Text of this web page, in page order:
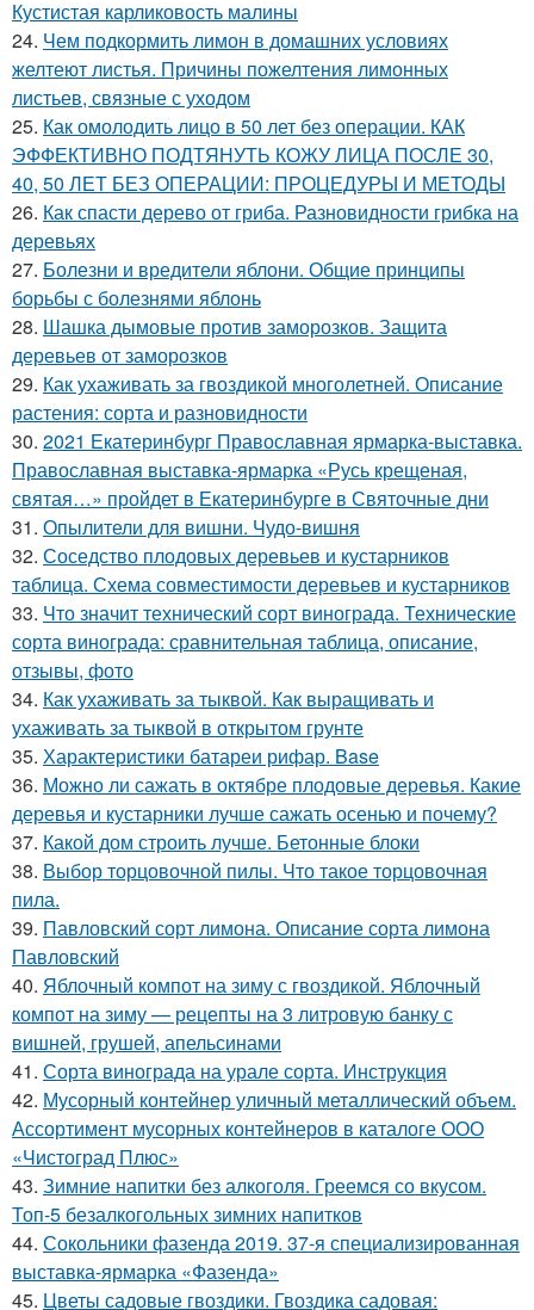
Кустистая карликовость малины
24. Чем подкормить лимон в домашних условиях
желтеют листья. Причины пожелтения лимонных
листьев, связные с уходом
25. Как омолодить лицо в 50 лет без операции. КАК
ЭФФЕКТИВНО ПОДТЯНУТЬ КОЖУ ЛИЦА ПОСЛЕ 30,
40, 50 ЛЕТ БЕЗ ОПЕРАЦИИ: ПРОЦЕДУРЫ И МЕТОДЫ
26. Как спасти дерево от гриба. Разновидности грибка на
деревьях
27. Болезни и вредители яблони. Общие принципы
борьбы с болезнями яблонь
28. Шашка дымовые против заморозков. Защита
деревьев от заморозков
29. Как ухаживать за гвоздикой многолетней. Описание
растения: сорта и разновидности
30. 2021 Екатеринбург Православная ярмарка-выставка.
Православная выставка-ярмарка «Русь крещеная,
святая…» пройдет в Екатеринбурге в Святочные дни
31. Опылители для вишни. Чудо-вишня
32. Соседство плодовых деревьев и кустарников
таблица. Схема совместимости деревьев и кустарников
33. Что значит технический сорт винограда. Технические
сорта винограда: сравнительная таблица, описание,
отзывы, фото
34. Как ухаживать за тыквой. Как выращивать и
ухаживать за тыквой в открытом грунте
35. Характеристики батареи рифар. Base
36. Можно ли сажать в октябре плодовые деревья. Какие
деревья и кустарники лучше сажать осенью и почему?
37. Какой дом строить лучше. Бетонные блоки
38. Выбор торцовочной пилы. Что такое торцовочная
пила.
39. Павловский сорт лимона. Описание сорта лимона
Павловский
40. Яблочный компот на зиму с гвоздикой. Яблочный
компот на зиму — рецепты на 3 литровую банку с
вишней, грушей, апельсинами
41. Сорта винограда на урале сорта. Инструкция
42. Мусорный контейнер уличный металлический объем.
Ассортимент мусорных контейнеров в каталоге ООО
«Чистоград Плюс»
43. Зимние напитки без алкоголя. Греемся со вкусом.
Топ-5 безалкогольных зимних напитков
44. Сокольники фазенда 2019. 37-я специализированная
выставка-ярмарка «Фазенда»
45. Цветы садовые гвоздики. Гвоздика садовая: